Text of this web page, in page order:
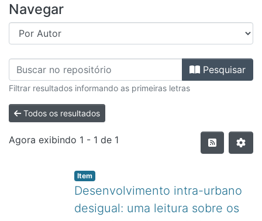
Navegar
Pesquisar
Filtrar resultados informando as primeiras letras
Todos os resultados
Agora exibindo 1 - 1 de 1
Item
Desenvolvimento intra-urbano
desigual: uma leitura sobre os